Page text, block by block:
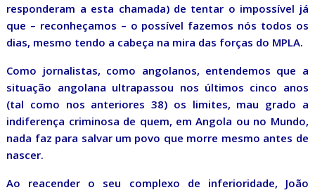
responderam a esta chamada) de tentar o impossível já
que – reconheçamos – o possível fazemos nós todos os
dias, mesmo tendo a cabeça na mira das forças do MPLA.
Como jornalistas, como angolanos, entendemos que a
situação angolana ultrapassou nos últimos cinco anos
(tal como nos anteriores 38) os limites, mau grado a
indiferença criminosa de quem, em Angola ou no Mundo,
nada faz para salvar um povo que morre mesmo antes de
nascer.
Ao reacender o seu complexo de inferioridade, João